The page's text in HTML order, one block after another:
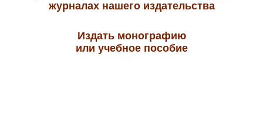
журналах нашего издательства
Издать монографию
или учебное пособие